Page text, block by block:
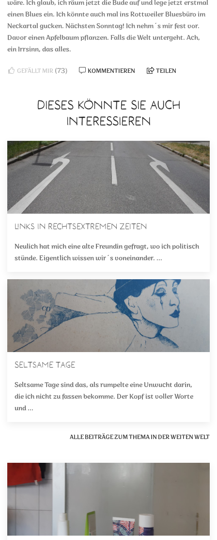
wäre. Ich glaub, ich räum jetzt die Bude auf und lege jetzt erstmal
einen Blues ein. Ich könnte auch mal ins Rottweiler Bluesbüro im
Neckartal gucken. Nächsten Sonntag! Ich nehm´s mir fest vor.
Davor einen Apfelbaum pflanzen. Falls die Welt untergeht. Ach,
ein Irrsinn, das alles.
GEFÄLLT MIR (73) KOMMENTIEREN TEILEN
DIESES KÖNNTE SIE AUCH
INTERESSIEREN
Links in rechtsextremen Zeiten
Neulich hat mich eine alte Freundin gefragt, wo ich politisch
stünde. Eigentlich wissen wir´s voneinander. ...
Seltsame Tage
Seltsame Tage sind das, als rumpelte eine Unwucht darin,
die ich nicht zu fassen bekomme. Der Kopf ist voller Worte
und ...
ALLE BEITRÄGE ZUM THEMA IN DER WEITEN WELT